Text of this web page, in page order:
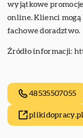
wyjątkowe
online. Klienci mogą
fachowe doradztwo.
Źródło informacji:
48535507055
plikidopracy.pl